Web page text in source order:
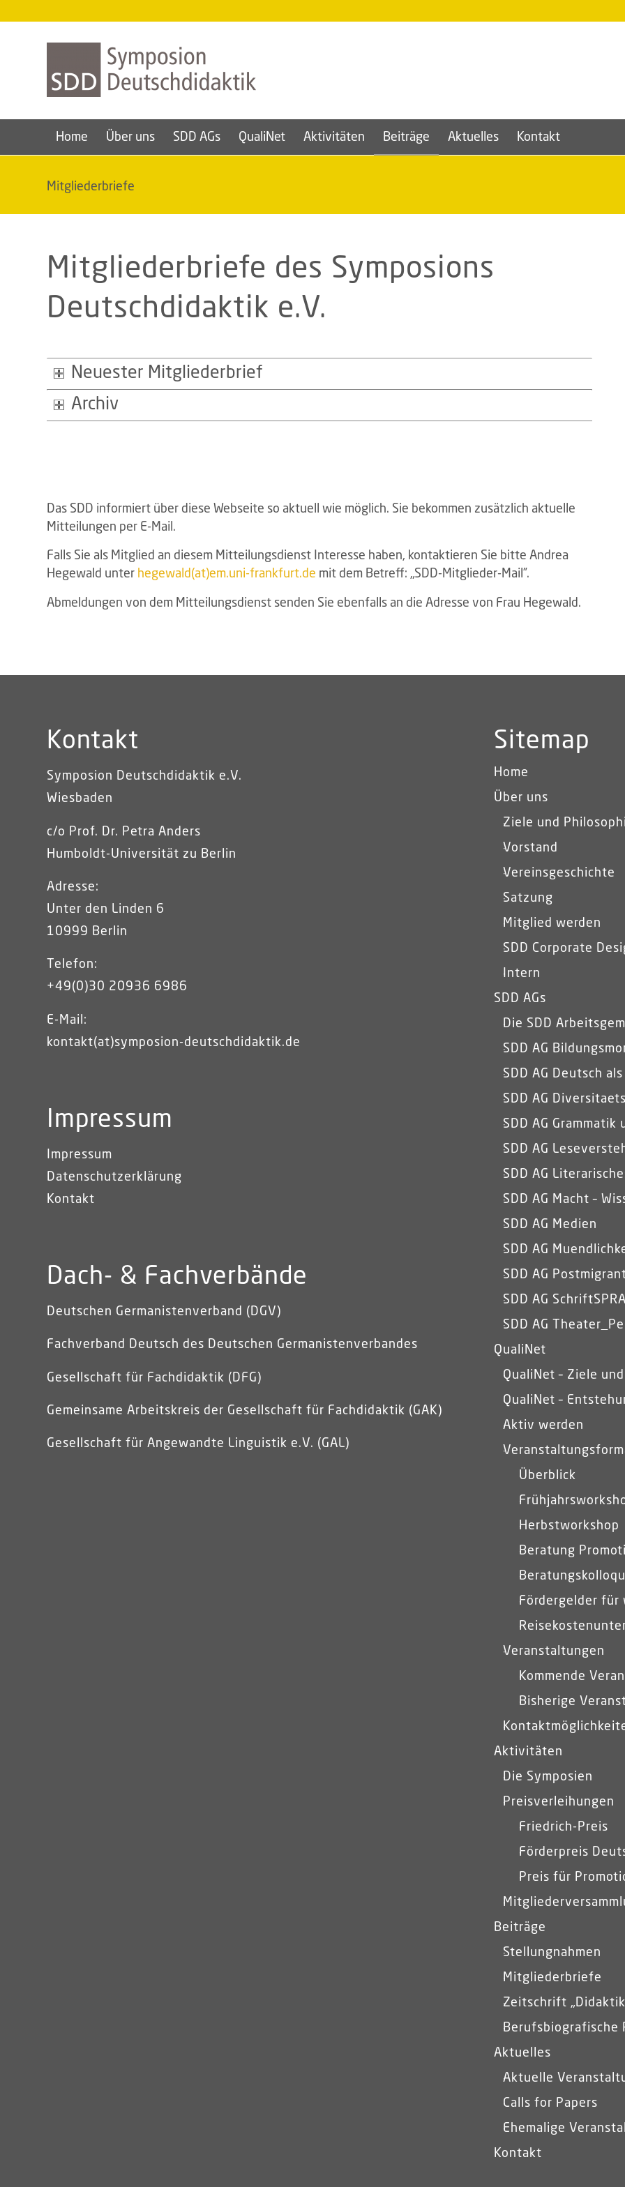
Home Über uns SDD AGs QualiNet Aktivitäten Beiträge Aktuelles Kontakt
Mitgliederbriefe
Mitgliederbriefe des Symposions
Deutschdidaktik e.V.
Neuester Mitgliederbrief
Archiv
Das SDD informiert über diese Webseite so aktuell wie möglich. Sie bekommen zusätzlich aktuelle
Mitteilungen per E-Mail.
Falls Sie als Mitglied an diesem Mitteilungsdienst Interesse haben, kontaktieren Sie bitte Andrea
Hegewald unter hegewald(at)em.uni-frankfurt.de mit dem Betreff: „SDD-Mitglieder-Mail”.
Abmeldungen von dem Mitteilungsdienst senden Sie ebenfalls an die Adresse von Frau Hegewald.
Kontakt
Symposion Deutschdidaktik e.V.
Wiesbaden
c/o Prof. Dr. Petra Anders
Humboldt-Universität zu Berlin
Adresse:
Unter den Linden 6
10999 Berlin
Telefon:
+49(0)30 20936 6986
E-Mail:
kontakt(at)symposion-deutschdidaktik.de
Impressum
Impressum
Datenschutzerklärung
Kontakt
Dach- & Fachverbände
Deutschen Germanistenverband (DGV)
Fachverband Deutsch des Deutschen Germanistenverbandes
Gesellschaft für Fachdidaktik (DFG)
Gemeinsame Arbeitskreis der Gesellschaft für Fachdidaktik (GAK)
Gesellschaft für Angewandte Linguistik e.V. (GAL)
Sitemap
Home
Über uns
Ziele und
Vorstand
Vereinsgeschichte
Satzung
Mitglied werden
SDD Corporate
Intern
SDD AGs
Die SDD
SDD AG
SDD AG Deutsch
SDD AG
SDD AG
SDD AG
SDD AG
SDD AG Macht –
SDD AG Medien
SDD AG
SDD AG
SDD AG
SDD AG
QualiNet
QualiNet – Ziele
QualiNet –
Aktiv werden
Überblick
Herbstworkshop
Beratung
Fördergelder für
Veranstaltungen
Kommende
Bisherige
Aktivitäten
Die Symposien
Preisverleihungen
Friedrich-Preis
Förderpreis
Preis für
Beiträge
Stellungnahmen
Mitgliederbriefe
Zeitschrift
Berufsbiografische
Aktuelles
Aktuelle
Calls for Papers
Ehemalige
Kontakt